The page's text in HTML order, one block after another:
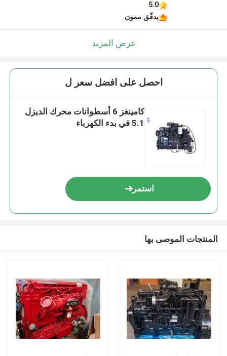
5.0
يدقّق ممون
عرض المزيد
احصل على افضل سعر ل
كامينغز 6 أسطوانات محرك الديزل
5.1 في بدء الكهرباء
استمر
المنتجات الموصى بها